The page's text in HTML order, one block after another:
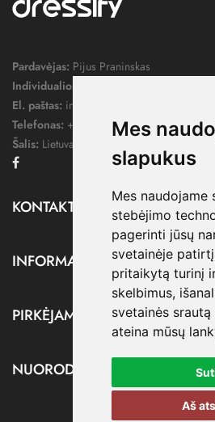
Mes
slapukus
Mes naudojame
stebėjimo
pagerinti jūsų
svetainėje
pritaikytą turinį
skelbimus,
svetainės
ateina mūsų
Aš
Pardavėjas: Pijus Praninskas
Individualios veiklos pažymos nr.:
El. paštas: info@dressify.lt
Telefonas: +370 676 78578
Šalis: Lietuva
KONTAKTAI
INFORMACIJA
PIRKĖJAMS
NUORODOS